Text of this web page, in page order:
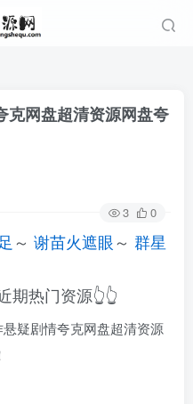
克网盘超清资源网盘夸
3 0
～ 谢苗火遮眼～ 群星
期热门资源👆👆
疑剧情夸克网盘超清资源